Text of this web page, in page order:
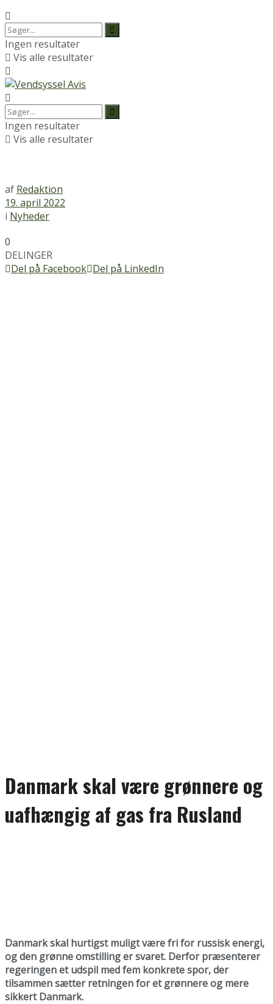
Ingen resultater
Vis alle resultater
Ingen resultater
Vis alle resultater
af Redaktion
19. april 2022
i Nyheder
0
DELINGER
Del på Facebook Del på LinkedIn
Danmark skal være grønnere og
uafhængig af gas fra Rusland
Danmark skal hurtigst muligt være fri for russisk energi,
og den grønne omstilling er svaret. Derfor præsenterer
regeringen et udspil med fem konkrete spor, der
tilsammen sætter retningen for et grønnere og mere
sikkert Danmark.